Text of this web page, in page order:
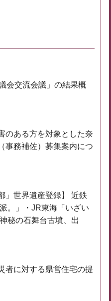
会交流会議」の結果概
のある方を対象とした奈
事務補佐）募集案内につ
」世界遺産登録】 近鉄
。」・JR東海「いざい
秘の石舞台古墳、出
者に対する県営住宅の提